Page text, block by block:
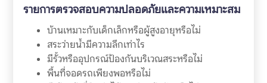
รายการตรวจสอบความปลอดภัยและความเหมาะสม
บ้านเหมาะกับเด็กเล็กหรือผู้สูงอายุหรือไม่
สระว่ายน้ำมีความลึกเท่าไร
มีรั้วหรืออุปกรณ์ป้องกันบริเวณสระหรือไม่
พื้นที่จอดรถเพียงพอหรือไม่